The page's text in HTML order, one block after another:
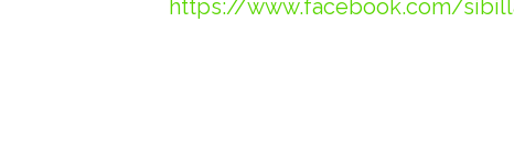
https://www.facebook.com/